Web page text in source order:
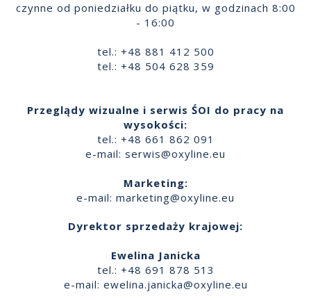
czynne od poniedziałku do piątku, w godzinach 8:00
- 16:00
tel.: +48 881 412 500
tel.: +48 504 628 359
Przeglądy wizualne i serwis ŚOI do pracy na
wysokości:
tel.: +48 661 862 091
e-mail: serwis@oxyline.eu
Marketing:
e-mail: marketing@oxyline.eu
Dyrektor sprzedaży krajowej:
Ewelina Janicka
tel.: +48 691 878 513
e-mail: ewelina.janicka@oxyline.eu